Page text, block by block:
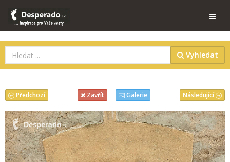
Vyhledat
Následující
Předchozí Zavřít Galerie